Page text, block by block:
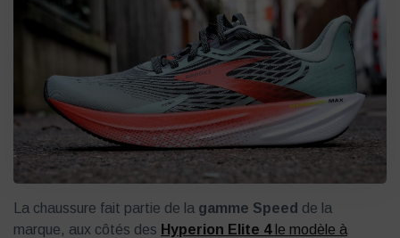
La chaussure fait partie de la gamme Speed de la
marque, aux côtés des Hyperion Elite 4le modèle à